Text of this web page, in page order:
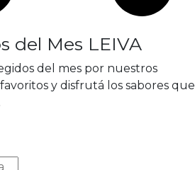
del Mes LEIVA
del mes por nuestros
y disfrutá los sabores que